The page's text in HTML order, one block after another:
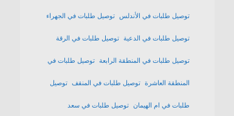
توصيل طلبات في الأندلس توصيل طلبات في الجهراء
توصيل طلبات في الدعية توصيل طلبات في الرقة
توصيل طلبات في المنطقة الرابعة توصيل طلبات في
المنطقة العاشرة توصيل طلبات في المنقف توصيل
طلبات في ام الهيمان توصيل طلبات في سعد